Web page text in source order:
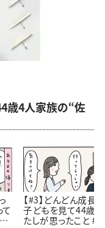
歳4人家族の“佐
【#3】どんどん成長
子どもを見て44歳
たしが思ったこと #4コ